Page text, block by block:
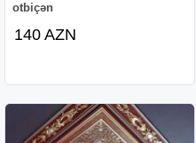
otbiçən
140 AZN